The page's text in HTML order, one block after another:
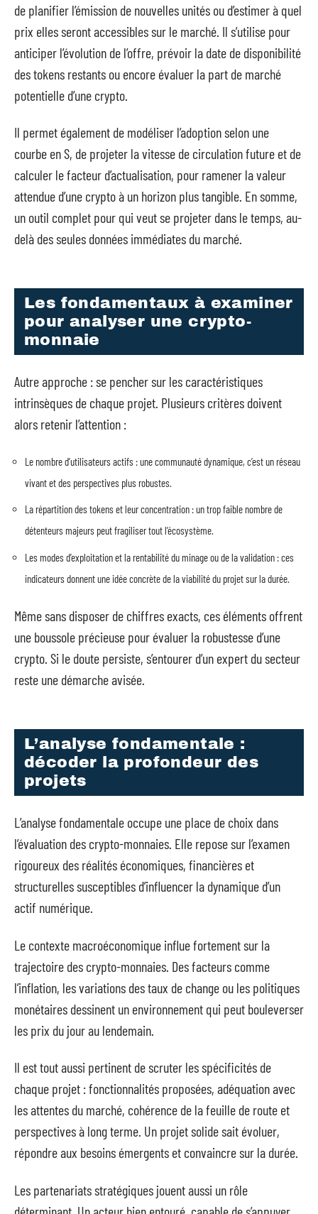
de planifier l’émission de nouvelles unités ou d’estimer à quel
prix elles seront accessibles sur le marché. Il s’utilise pour
anticiper l’évolution de l’offre, prévoir la date de disponibilité
des tokens restants ou encore évaluer la part de marché
potentielle d’une crypto.
Il permet également de modéliser l’adoption selon une
courbe en S, de projeter la vitesse de circulation future et de
calculer le facteur d’actualisation, pour ramener la valeur
attendue d’une crypto à un horizon plus tangible. En somme,
un outil complet pour qui veut se projeter dans le temps, au-
delà des seules données immédiates du marché.
Les fondamentaux à examiner
pour analyser une crypto-
monnaie
Autre approche : se pencher sur les caractéristiques
intrinsèques de chaque projet. Plusieurs critères doivent
alors retenir l’attention :
Le nombre d’utilisateurs actifs : une communauté dynamique, c’est un réseau
vivant et des perspectives plus robustes.
La répartition des tokens et leur concentration : un trop faible nombre de
détenteurs majeurs peut fragiliser tout l’écosystème.
Les modes d’exploitation et la rentabilité du minage ou de la validation : ces
indicateurs donnent une idée concrète de la viabilité du projet sur la durée.
Même sans disposer de chiffres exacts, ces éléments offrent
une boussole précieuse pour évaluer la robustesse d’une
crypto. Si le doute persiste, s’entourer d’un expert du secteur
reste une démarche avisée.
L’analyse fondamentale :
décoder la profondeur des
projets
L’analyse fondamentale occupe une place de choix dans
l’évaluation des crypto-monnaies. Elle repose sur l’examen
rigoureux des réalités économiques, financières et
structurelles susceptibles d’influencer la dynamique d’un
actif numérique.
Le contexte macroéconomique influe fortement sur la
trajectoire des crypto-monnaies. Des facteurs comme
l’inflation, les variations des taux de change ou les politiques
monétaires dessinent un environnement qui peut bouleverser
les prix du jour au lendemain.
Il est tout aussi pertinent de scruter les spécificités de
chaque projet : fonctionnalités proposées, adéquation avec
les attentes du marché, cohérence de la feuille de route et
perspectives à long terme. Un projet solide sait évoluer,
répondre aux besoins émergents et convaincre sur la durée.
Les partenariats stratégiques jouent aussi un rôle